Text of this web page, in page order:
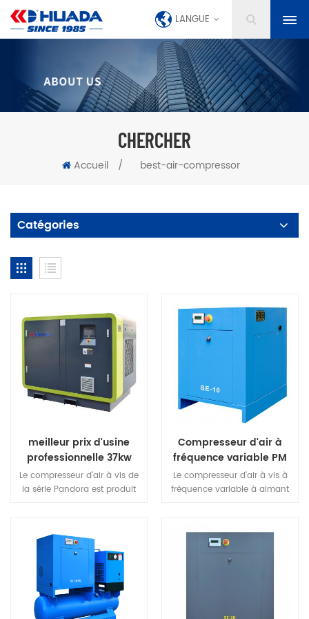
LANGUE
CHERCHER
Accueil / best-air-compressor
Catégories
meilleur prix d'usine
professionnelle 37kw
compresseur d'air à vis
série pandora
Le compresseur d'air à vis de
la série Pandora est produit
bruit, d'économie d'énergie et
de rendement élevé.
Compresseur d'air à
fréquence variable PM
7,5 KW
Le compresseur d'air à vis à
fréquence variable à aimant
créativité de conception. Par
rapport à la même machine
puissante, son volume est
l'ingéniosité avec une